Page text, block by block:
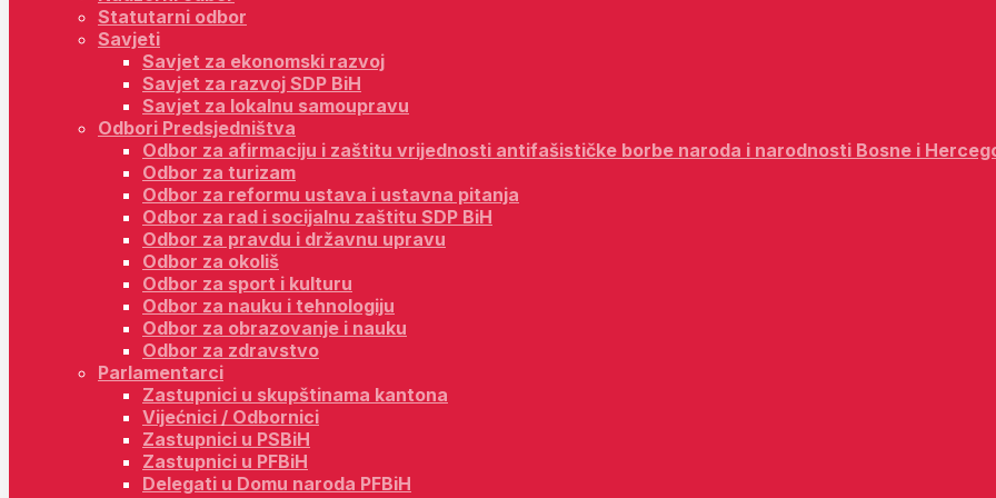
Statutarni odbor
Savjeti
Savjet za ekonomski razvoj
Savjet za razvoj SDP BiH
Savjet za lokalnu samoupravu
Odbori Predsjedništva
Odbor za afirmaciju i zaštitu vrijednosti antifašističke borbe naroda i narodnosti Bosne i
Odbor za turizam
Odbor za reformu ustava i ustavna pitanja
Odbor za rad i socijalnu zaštitu SDP BiH
Odbor za pravdu i državnu upravu
Odbor za okoliš
Odbor za sport i kulturu
Odbor za nauku i tehnologiju
Odbor za obrazovanje i nauku
Odbor za zdravstvo
Parlamentarci
Zastupnici u skupštinama kantona
Vijećnici / Odbornici
Zastupnici u PSBiH
Zastupnici u PFBiH
Delegati u Domu naroda PFBiH